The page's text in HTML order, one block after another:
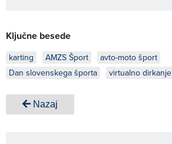
Ključne besede
karting AMZS Šport
avto-moto šport
Dan slovenskega športa
virtualno dirkanje
Nazaj